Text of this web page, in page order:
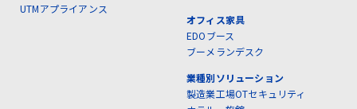
UTMアプライアンス
オフィス家具
EDOブース
ブーメランデスク
業種別ソリューション
製造業工場OTセキュリティ